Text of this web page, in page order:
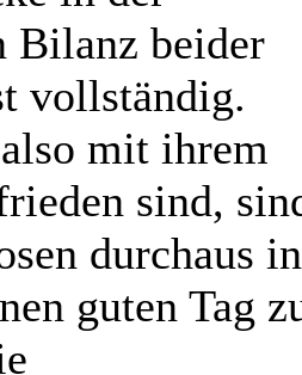
Bilanz beider
vollständig.
mit ihrem
sind,
durchaus in
guten Tag